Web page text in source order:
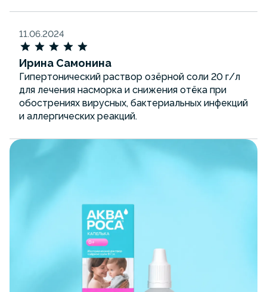
11.06.2024
Ирина Самонина
Гипертонический раствор озёрной соли 20 г/л
для лечения насморка и снижения отёка при
обострениях вирусных, бактериальных инфекций
и аллергических реакций.